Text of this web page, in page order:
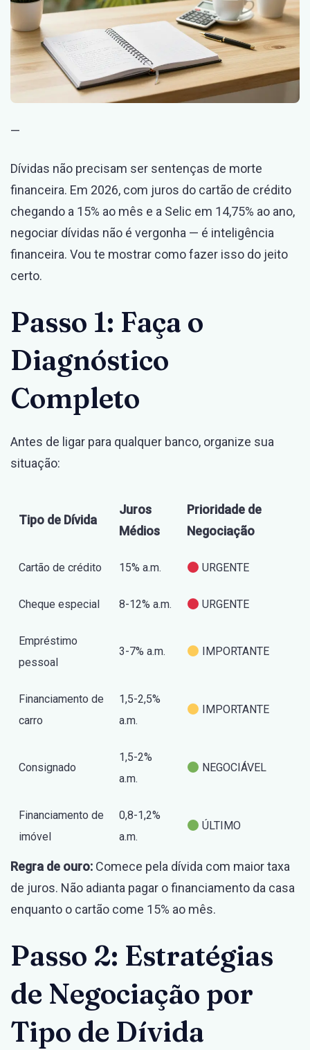
—
Dívidas não precisam ser sentenças de morte
financeira. Em 2026, com juros do cartão de crédito
chegando a 15% ao mês e a Selic em 14,75% ao ano,
negociar dívidas não é vergonha — é inteligência
financeira. Vou te mostrar como fazer isso do jeito
certo.
Passo 1: Faça o
Diagnóstico
Completo
Antes de ligar para qualquer banco, organize sua
situação:
Tipo de Dívida
Juros
Médios
Prioridade de
Negociação
Cartão de crédito 15% a.m. URGENTE
Cheque especial 8-12% a.m. URGENTE
Empréstimo
pessoal
3-7% a.m. IMPORTANTE
Financiamento de
carro
1,5-2,5%
a.m.
IMPORTANTE
Consignado
1,5-2%
a.m.
NEGOCIÁVEL
Financiamento de
imóvel
0,8-1,2%
a.m.
ÚLTIMO
Regra de ouro: Comece pela dívida com maior taxa
de juros. Não adianta pagar o financiamento da casa
enquanto o cartão come 15% ao mês.
Passo 2: Estratégias
de Negociação por
Tipo de Dívida